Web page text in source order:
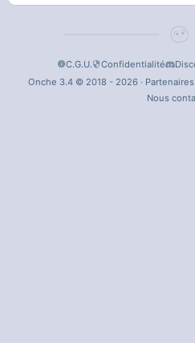
C.G.U. Confidentialité
Onche 3.4 © 2018 - 2026 · Partenaires
Nous